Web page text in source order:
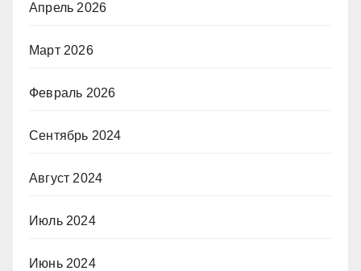
Апрель 2026
Март 2026
Февраль 2026
Сентябрь 2024
Август 2024
Июль 2024
Июнь 2024